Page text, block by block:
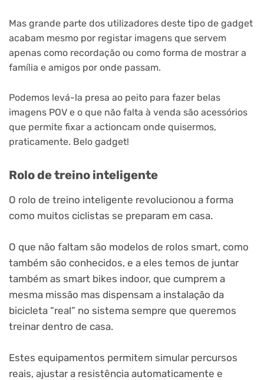
Mas grande parte dos utilizadores deste tipo de gadget
acabam mesmo por registar imagens que servem
apenas como recordação ou como forma de mostrar a
família e amigos por onde passam.
Podemos levá-la presa ao peito para fazer belas
imagens POV e o que não falta à venda são acessórios
que permite fixar a actioncam onde quisermos,
praticamente. Belo gadget!
Rolo de treino inteligente
O rolo de treino inteligente revolucionou a forma
como muitos ciclistas se preparam em casa.
O que não faltam são modelos de rolos smart, como
também são conhecidos, e a eles temos de juntar
também as smart bikes indoor, que cumprem a
mesma missão mas dispensam a instalação da
bicicleta “real” no sistema sempre que queremos
treinar dentro de casa.
Estes equipamentos permitem simular percursos
reais, ajustar a resistência automaticamente e